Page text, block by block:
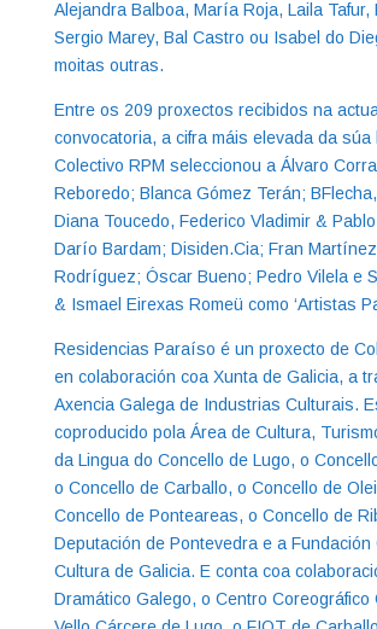
Alejandra Balboa, María Roja, Laila Tafur,
Sergio Marey, Bal Castro ou Isabel do
moitas outras.
Entre os 209 proxectos recibidos na
convocatoria, a cifra máis elevada da súa
Colectivo RPM seleccionou a Álvaro
Reboredo; Blanca Gómez Terán;
Diana Toucedo, Federico Vladimir &
Darío Bardam; Disiden.Cia; Fran
Rodríguez; Óscar Bueno; Pedro Vilela e
& Ismael Eirexas Romeü como ‘Artistas
Residencias Paraíso é un proxecto de
en colaboración coa Xunta de Galicia, a
Axencia Galega de Industrias Culturais.
coproducido pola Área de Cultura,
da Lingua do Concello de Lugo, o
o Concello de Carballo, o Concello de
Concello de Ponteareas, o Concello de
Deputación de Pontevedra e a Fundación
Cultura de Galicia. E conta coa
Dramático Galego, o Centro Coreográfico